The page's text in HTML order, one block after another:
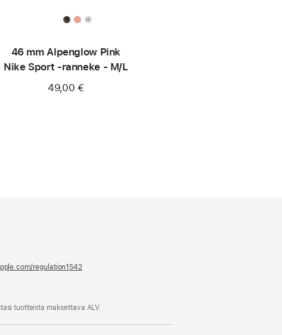
46 mm Alpenglow Pink
Nike Sport ‑ranneke - M/L
49,00 €
regulation1542(avautuu
tuotteista maksettava ALV.